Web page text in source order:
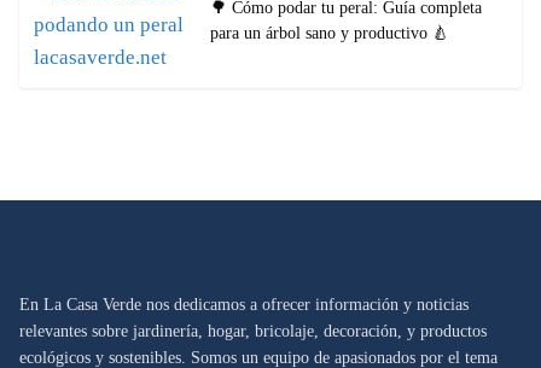
🌳 Cómo podar tu peral: Guía completa
para un árbol sano y productivo 🍐
En La Casa Verde nos dedicamos a ofrecer información y noticias
relevantes sobre jardinería, hogar, bricolaje, decoración, y productos
ecológicos y sostenibles. Somos un equipo de apasionados por el tema